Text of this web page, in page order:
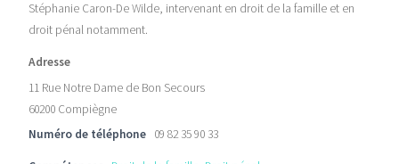
Stéphanie Caron-De Wilde, intervenant en droit de la famille et en
droit pénal notamment.
Adresse
11 Rue Notre Dame de Bon Secours
60200 Compiègne
Numéro de téléphone 09 82 35 90 33